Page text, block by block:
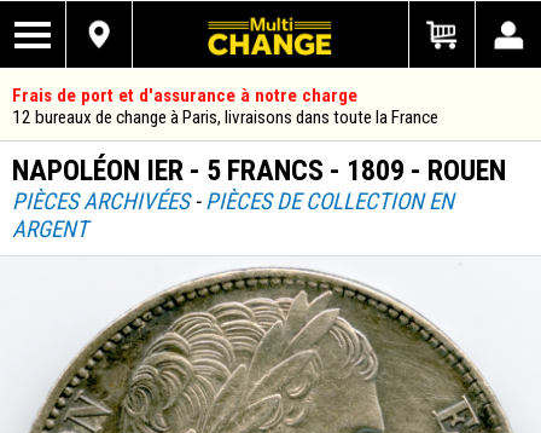
Frais de port et d'assurance à notre charge
12 bureaux de change à Paris, livraisons dans toute la France
NAPOLÉON IER - 5 FRANCS - 1809 - ROUEN
PIÈCES ARCHIVÉES-PIÈCES DE COLLECTION EN
ARGENT